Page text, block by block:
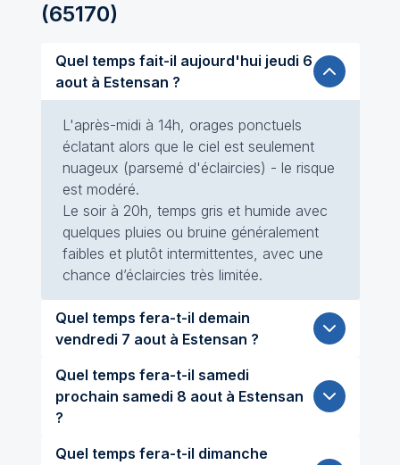
(65170)
Quel temps fait-il aujourd'hui jeudi 6
aout à Estensan ?
L'après-midi à 14h, orages ponctuels
éclatant alors que le ciel est seulement
nuageux (parsemé d'éclaircies) - le risque
est modéré.
Le soir à 20h, temps gris et humide avec
quelques pluies ou bruine généralement
faibles et plutôt intermittentes, avec une
chance d’éclaircies très limitée.
Quel temps fera-t-il demain
vendredi 7 aout à Estensan ?
Quel temps fera-t-il samedi
prochain samedi 8 aout à Estensan
?
Quel temps fera-t-il dimanche